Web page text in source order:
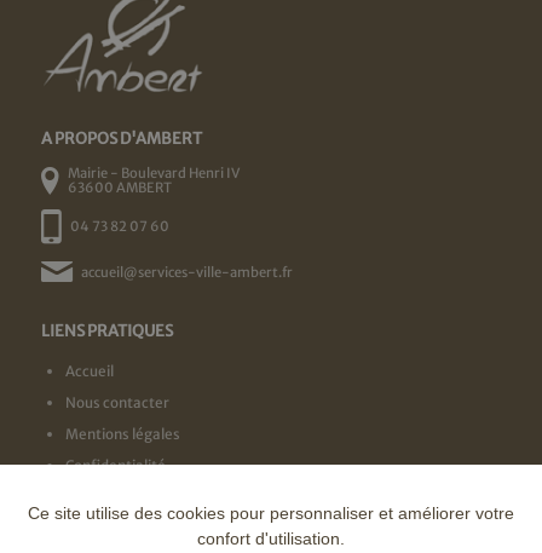
A PROPOS D'AMBERT
Mairie - Boulevard Henri IV
63600 AMBERT
04 73 82 07 60
accueil@services-ville-ambert.fr
LIENS PRATIQUES
Accueil
Nous contacter
Mentions légales
Confidentialité
NOS LABELS
Ce site utilise des cookies pour personnaliser et améliorer votre
confort d'utilisation.